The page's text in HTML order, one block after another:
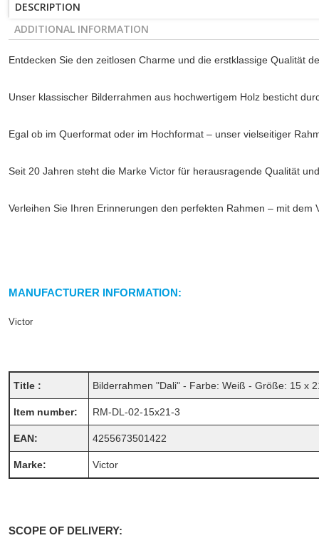
DESCRIPTION
ADDITIONAL INFORMATION
Entdecken Sie den zeitlosen Charme und die erstklassige Qualität
Unser klassischer Bilderrahmen aus hochwertigem Holz besticht
Egal ob im Querformat oder im Hochformat – unser vielseitiger
Seit 20 Jahren steht die Marke Victor für herausragende Qualität
Verleihen Sie Ihren Erinnerungen den perfekten Rahmen – mit
MANUFACTURER INFORMATION:
Victor
Title : Bilderrahmen "Dali" - Farbe: Weiß - Größe: 15 x
Item number: RM-DL-02-15x21-3
EAN: 4255673501422
Marke: Victor
SCOPE OF DELIVERY: